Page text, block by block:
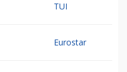
TUI
Eurostar